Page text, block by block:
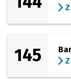
145